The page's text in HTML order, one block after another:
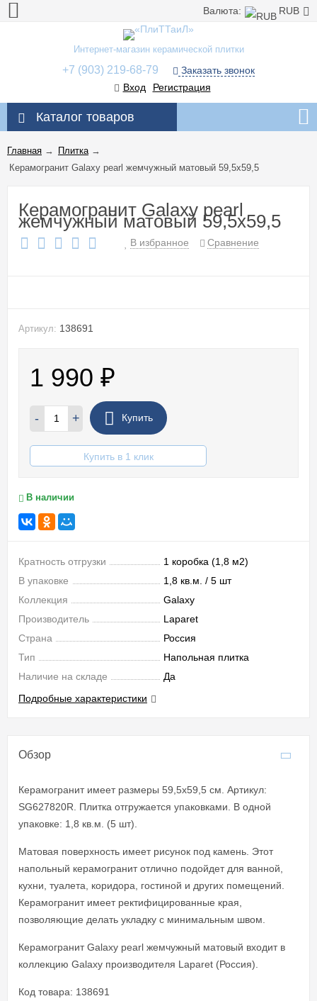
Валюта: RUB
Интернет-магазин керамической плитки
+7 (903) 219-68-79
Заказать звонок
Вход
Регистрация
Каталог товаров
Главная → Плитка→
Керамогранит Galaxy pearl жемчужный матовый 59,5x59,5
Керамогранит Galaxy pearl
жемчужный матовый 59,5x59,5
В избранное Сравнение
Артикул: 138691
1 990 ₽
- + Купить
Купить в 1 клик
В наличии
Кратность отгрузки
1 коробка (1,8 м2)
В упаковке
1,8 кв.м. / 5 шт
Коллекция
Galaxy
Производитель
Laparet
Страна
Россия
Тип
Напольная плитка
Наличие на складе
Да
Подробные характеристики
Обзор
Керамогранит имеет размеры 59,5x59,5 см. Артикул:
SG627820R. Плитка отгружается упаковками. В одной
упаковке: 1,8 кв.м. (5 шт).
Матовая поверхность имеет рисунок под камень. Этот
напольный керамогранит отлично подойдет для ванной,
кухни, туалета, коридора, гостиной и других помещений.
Керамогранит имеет ректифицированные края,
позволяющие делать укладку с минимальным швом.
Керамогранит Galaxy pearl жемчужный матовый входит в
коллекцию Galaxy производителя Laparet (Россия).
Код товара: 138691